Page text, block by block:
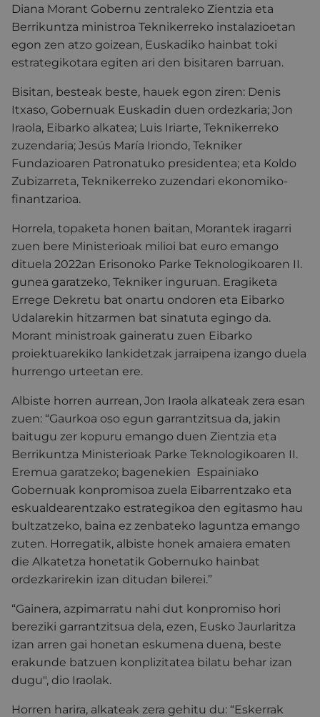
Diana Morant Gobernu zentraleko Zientzia eta
Berrikuntza ministroa Teknikerreko instalazioetan
egon zen atzo goizean, Euskadiko hainbat toki
estrategikotara egiten ari den bisitaren barruan.
Bisitan, besteak beste, hauek egon ziren: Denis
Itxaso, Gobernuak Euskadin duen ordezkaria; Jon
Iraola, Eibarko alkatea; Luis Iriarte, Teknikerreko
zuzendaria; Jesús María Iriondo, Tekniker
Fundazioaren Patronatuko presidentea; eta Koldo
Zubizarreta, Teknikerreko zuzendari ekonomiko-
finantzarioa.
Horrela, topaketa honen baitan, Morantek iragarri
zuen bere Ministerioak milioi bat euro emango
dituela 2022an Erisonoko Parke Teknologikoaren II.
gunea garatzeko, Tekniker inguruan. Eragiketa
Errege Dekretu bat onartu ondoren eta Eibarko
Udalarekin hitzarmen bat sinatuta egingo da.
Morant ministroak gaineratu zuen Eibarko
proiektuarekiko lankidetzak jarraipena izango duela
hurrengo urteetan ere.
Albiste horren aurrean, Jon Iraola alkateak zera esan
zuen: “Gaurkoa oso egun garrantzitsua da, jakin
baitugu zer kopuru emango duen Zientzia eta
Berrikuntza Ministerioak Parke Teknologikoaren II.
Eremua garatzeko; bagenekien Espainiako
Gobernuak konpromisoa zuela Eibarrentzako eta
eskualdearentzako estrategikoa den egitasmo hau
bultzatzeko, baina ez zenbateko laguntza emango
zuten. Horregatik, albiste honek amaiera ematen
die Alkatetza honetatik Gobernuko hainbat
ordezkarirekin izan ditudan bilerei.”
“Gainera, azpimarratu nahi dut konpromiso hori
bereziki garrantzitsua dela, ezen, Eusko Jaurlaritza
izan arren gai honetan eskumena duena, beste
erakunde batzuen konplizitatea bilatu behar izan
dugu", dio Iraolak.
Horren harira, alkateak zera gehitu du: “Eskerrak